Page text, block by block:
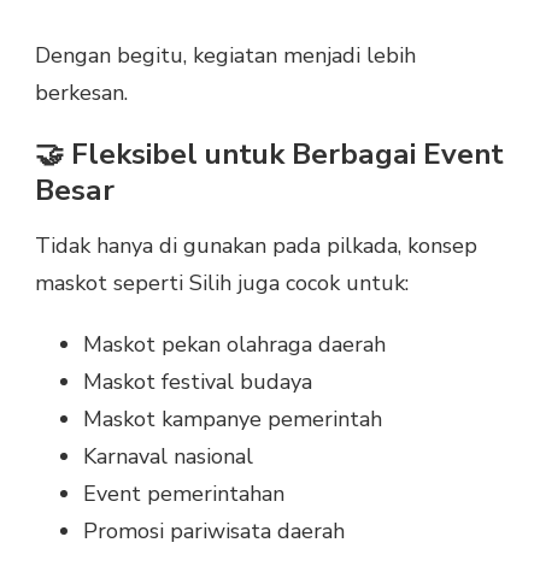
Dengan begitu, kegiatan menjadi lebih
berkesan.
🤝 Fleksibel untuk Berbagai Event
Besar
Tidak hanya di gunakan pada pilkada, konsep
maskot seperti Silih juga cocok untuk:
Maskot pekan olahraga daerah
Maskot festival budaya
Maskot kampanye pemerintah
Karnaval nasional
Event pemerintahan
Promosi pariwisata daerah